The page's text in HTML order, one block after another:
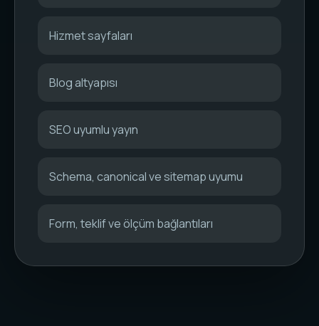
Hizmet sayfaları
Blog altyapısı
SEO uyumlu yayın
Schema, canonical ve sitemap uyumu
Form, teklif ve ölçüm bağlantıları